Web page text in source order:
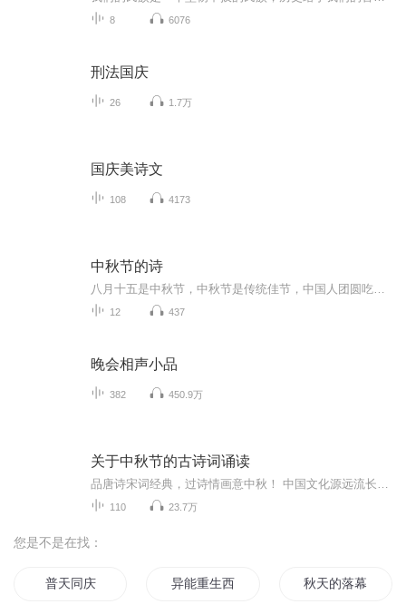
8 6076
刑法国庆
26 1.7万
国庆美诗文
108 4173
中秋节的诗
12 437
晚会相声小品
382 450.9万
关于中秋节的古诗词诵读
110 23.7万
您是不是在找：
普天同庆 异能重生西门庆 秋天的落幕